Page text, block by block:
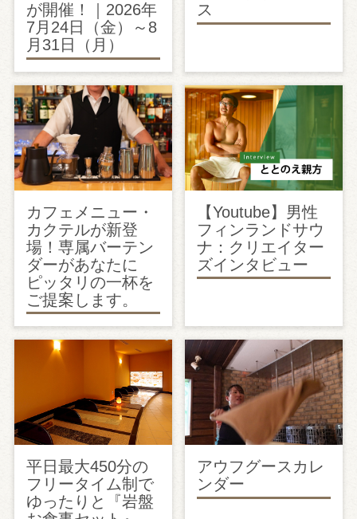
が開催！｜2026年
7月24日（金）～8
月31日（月）
ス
カフェメニュー・
カクテルが新登
場！専属バーテン
ダーがあなたに
ピッタリの一杯を
ご提案します。
【Youtube】男性
フィンランドサウ
ナ：クリエイター
ズインタビュー
平日最大450分の
フリータイム制で
ゆったりと『岩盤
アウフグースカレ
ンダー